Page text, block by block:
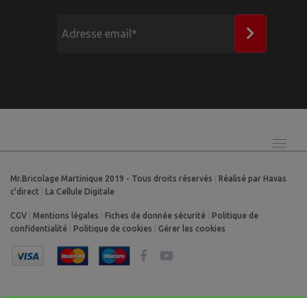
Mr.Bricolage Martinique 2019 - Tous droits réservés
Réalisé par Havas
c'direct
La Cellule Digitale
CGV Mentions légales Fiches de donnée sécurité
Politique de
confidentialité
Politique de cookies Gérer les cookies